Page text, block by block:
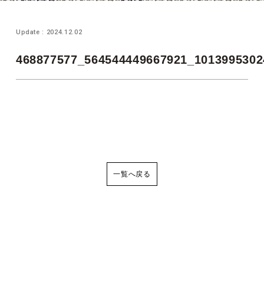
Update : 2024.12.02
一覧へ戻る